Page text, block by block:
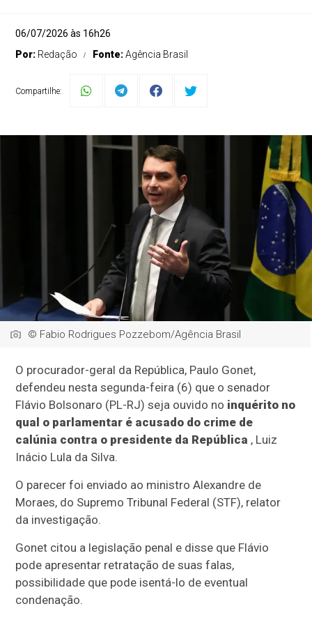
06/07/2026 às 16h26
Por: Redação Fonte:Agência Brasil
Compartilhe:
© Fabio Rodrigues Pozzebom/Agência Brasil
O procurador-geral da República, Paulo Gonet,
defendeu nesta segunda-feira (6) que o senador
Flávio Bolsonaro (PL-RJ) seja ouvido no inquérito no
qual o parlamentar é acusado do crime de
calúnia contra o presidente da República , Luiz
Inácio Lula da Silva.
O parecer foi enviado ao ministro Alexandre de
Moraes, do Supremo Tribunal Federal (STF), relator
da investigação.
Gonet citou a legislação penal e disse que Flávio
pode apresentar retratação de suas falas,
possibilidade que pode isentá-lo de eventual
condenação.